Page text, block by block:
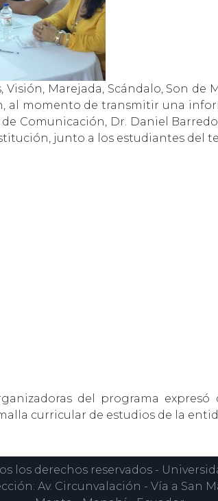
Marejada, Scándalo, Son de
al momento de transmitir una
Comunicación, Dr. Daniel
junto a los estudiantes del
del programa
curricular de estudios de la
los derechos reservados -
Av. Circunvalación - Vía a San